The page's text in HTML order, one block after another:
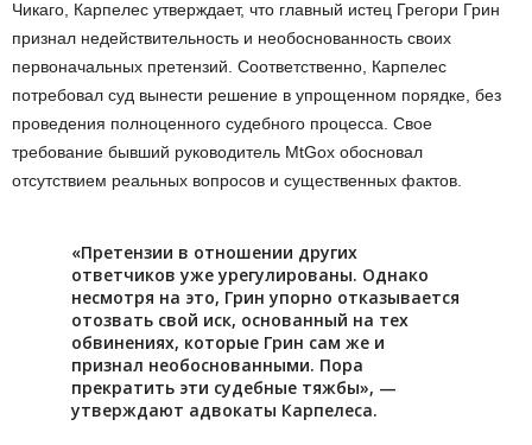
Чикаго, Карпелес утверждает, что главный истец Грегори Грин
признал недействительность и необоснованность своих
первоначальных претензий. Соответственно, Карпелес
потребовал суд вынести решение в упрощенном порядке, без
проведения полноценного судебного процесса. Свое
требование бывший руководитель MtGox обосновал
отсутствием реальных вопросов и существенных фактов.
«Претензии в отношении других
ответчиков уже урегулированы. Однако
несмотря на это, Грин упорно отказывается
отозвать свой иск, основанный на тех
обвинениях, которые Грин сам же и
признал необоснованными. Пора
прекратить эти судебные тяжбы», —
утверждают адвокаты Карпелеса.